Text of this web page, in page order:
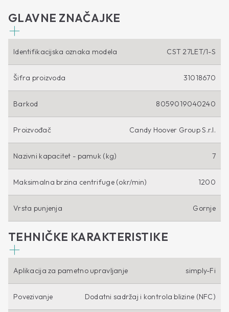
GLAVNE ZNAČAJKE
Identifikacijska oznaka modela CST 27LET/1-S
Šifra proizvoda 31018670
Barkod 8059019040240
Proizvođač Candy Hoover Group S.r.l.
Nazivni kapacitet - pamuk (kg) 7
Maksimalna brzina centrifuge (okr/min) 1200
Vrsta punjenja Gornje
TEHNIČKE KARAKTERISTIKE
Aplikacija za pametno upravljanje simply-Fi
Povezivanje Dodatni sadržaj i kontrola blizine (NFC)